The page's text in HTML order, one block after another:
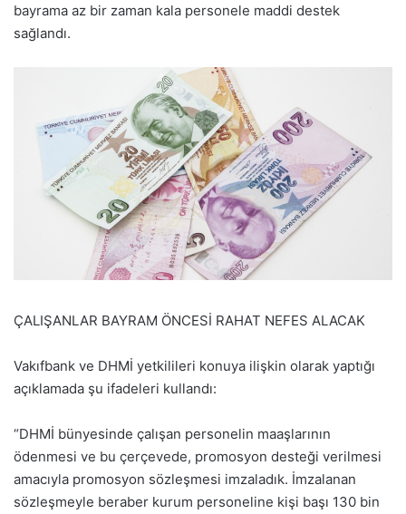
bayrama az bir zaman kala personele maddi destek
sağlandı.
ÇALIŞANLAR BAYRAM ÖNCESİ RAHAT NEFES ALACAK
Vakıfbank ve DHMİ yetkilileri konuya ilişkin olarak yaptığı
açıklamada şu ifadeleri kullandı:
“DHMİ bünyesinde çalışan personelin maaşlarının
ödenmesi ve bu çerçevede, promosyon desteği verilmesi
amacıyla promosyon sözleşmesi imzaladık. İmzalanan
sözleşmeyle beraber kurum personeline kişi başı 130 bin